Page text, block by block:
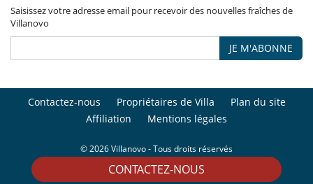
CONTACTEZ-NOUS
Saisissez votre adresse email pour recevoir des nouvelles fraîches de
Villanovo
JE M'ABONNE
Contactez-nous Propriétaires de Villa
Plan du site
Affiliation
Mentions légales
© 2026 Villanovo - Tous droits réservés